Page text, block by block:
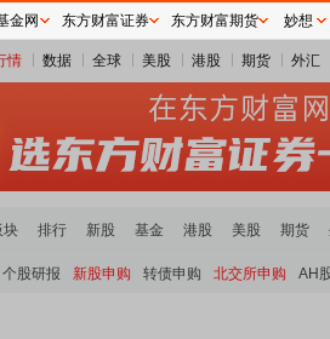
情 数据 全球 美股 港股 期货 外汇
块 排行 新股 基金 港股 美股 期货
个股研报 新股申购 转债申购 北交所申购 AH
金网 东方财富证券 东方财富期货 妙想